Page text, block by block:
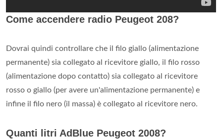
Come accendere radio Peugeot 208?
Dovrai quindi controllare che il filo giallo (alimentazione
permanente) sia collegato al ricevitore giallo, il filo rosso
(alimentazione dopo contatto) sia collegato al ricevitore
rosso o giallo (per avere un'alimentazione permanente) e
infine il filo nero (il massa) è collegato al ricevitore nero.
Quanti litri AdBlue Peugeot 2008?